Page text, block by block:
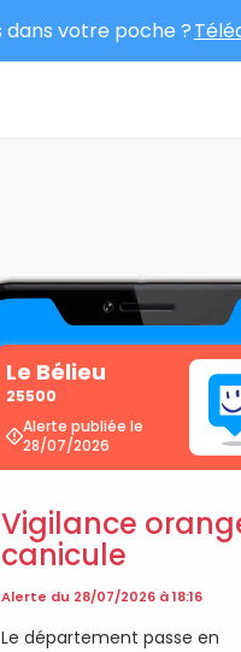
votre poche ?
Le Bélieu
25500
Alerte publiée le
28/07/2026
Vigilance
canicule
Alerte du 28/07/2026 à 18:16
Le département passe en